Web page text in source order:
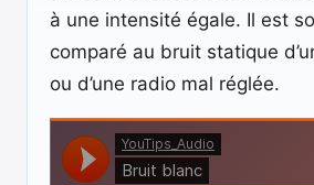
à une intensité égale. Il est
comparé au bruit statique
ou d’une radio mal réglée.